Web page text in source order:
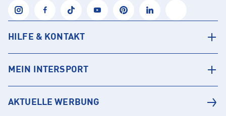
HILFE & KONTAKT
MEIN INTERSPORT
AKTUELLE WERBUNG